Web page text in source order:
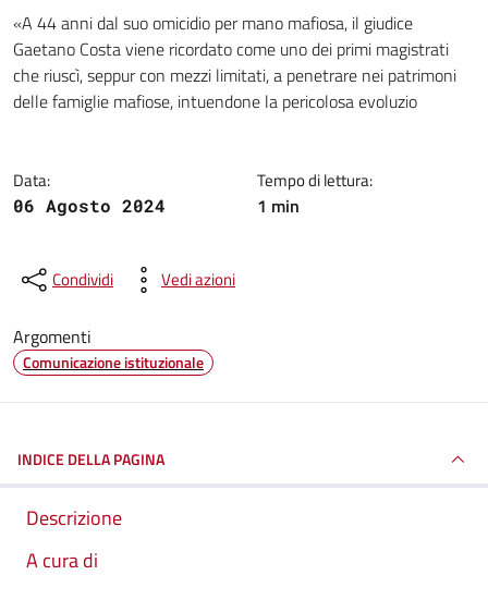
Dettagli della notizia
«A 44 anni dal suo omicidio per mano mafiosa, il giudice
Gaetano Costa viene ricordato come uno dei primi magistrati
che riuscì, seppur con mezzi limitati, a penetrare nei patrimoni
delle famiglie mafiose, intuendone la pericolosa evoluzio
Data:
06 Agosto 2024
Tempo di lettura:
1 min
Condividi Vedi azioni
Argomenti
Comunicazione istituzionale
INDICE DELLA PAGINA
Descrizione
A cura di